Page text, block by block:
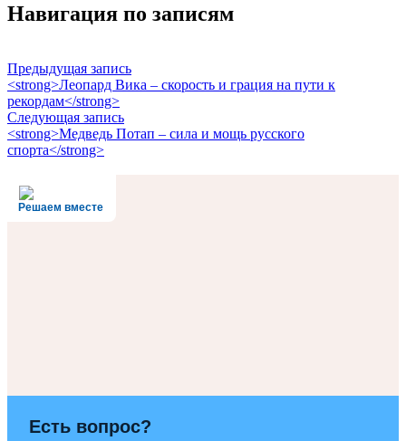
Навигация по записям
Предыдущая запись
<strong>Леопард Вика – скорость и грация на пути к
рекордам</strong>
Следующая запись
<strong>Медведь Потап – сила и мощь русского
спорта</strong>
Решаем вместе
Есть вопрос?